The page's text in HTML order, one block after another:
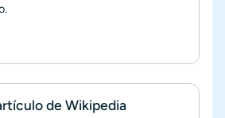
de Wikipedia